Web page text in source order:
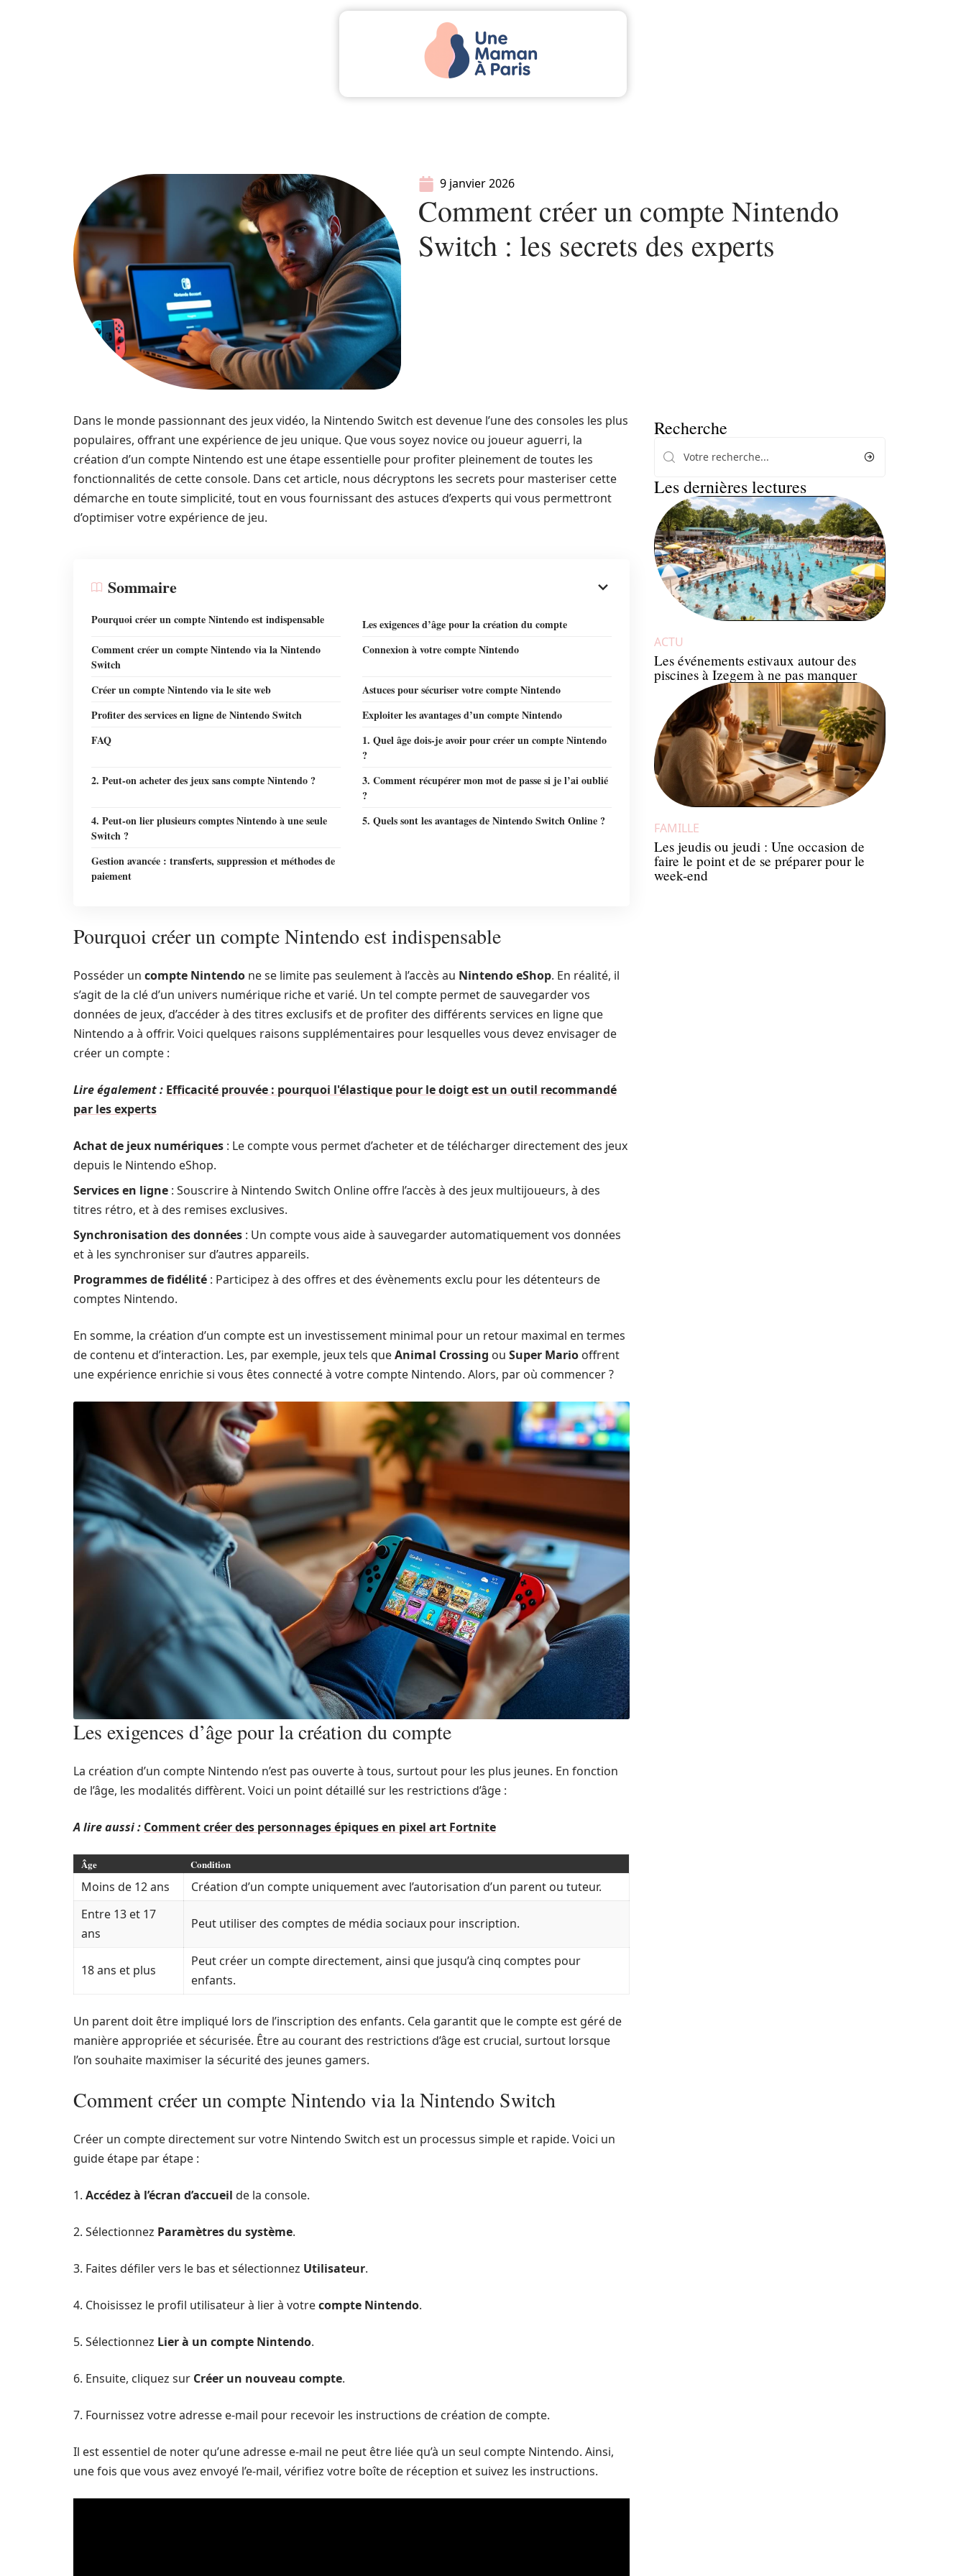
9 janvier 2026
Comment créer un compte Nintendo
Switch : les secrets des experts
Dans le monde passionnant des jeux vidéo, la Nintendo Switch est devenue l’une des consoles les plus
populaires, offrant une expérience de jeu unique. Que vous soyez novice ou joueur aguerri, la
création d’un compte Nintendo est une étape essentielle pour profiter pleinement de toutes les
fonctionnalités de cette console. Dans cet article, nous décryptons les secrets pour masteriser cette
démarche en toute simplicité, tout en vous fournissant des astuces d’experts qui vous permettront
d’optimiser votre expérience de jeu.
Sommaire
Pourquoi créer un compte Nintendo est indispensable
Les exigences d’âge pour la création du compte
Comment créer un compte Nintendo via la Nintendo
Switch
Connexion à votre compte Nintendo
Créer un compte Nintendo via le site web
Astuces pour sécuriser votre compte Nintendo
Profiter des services en ligne de Nintendo Switch
Exploiter les avantages d’un compte Nintendo
FAQ
1. Quel âge dois-je avoir pour créer un compte Nintendo
?
2. Peut-on acheter des jeux sans compte Nintendo ?
3. Comment récupérer mon mot de passe si je l’ai oublié
?
4. Peut-on lier plusieurs comptes Nintendo à une seule
Switch ?
5. Quels sont les avantages de Nintendo Switch Online ?
Gestion avancée : transferts, suppression et méthodes de
paiement
Pourquoi créer un compte Nintendo est indispensable
Posséder un compte Nintendo ne se limite pas seulement à l’accès au Nintendo eShop. En réalité, il
s’agit de la clé d’un univers numérique riche et varié. Un tel compte permet de sauvegarder vos
données de jeux, d’accéder à des titres exclusifs et de profiter des différents services en ligne que
Nintendo a à offrir. Voici quelques raisons supplémentaires pour lesquelles vous devez envisager de
créer un compte :
Lire également : Efficacité prouvée : pourquoi l'élastique pour le doigt est un outil recommandé
par les experts
Achat de jeux numériques : Le compte vous permet d’acheter et de télécharger directement des jeux
depuis le Nintendo eShop.
Services en ligne : Souscrire à Nintendo Switch Online offre l’accès à des jeux multijoueurs, à des
titres rétro, et à des remises exclusives.
Synchronisation des données : Un compte vous aide à sauvegarder automatiquement vos données
et à les synchroniser sur d’autres appareils.
Programmes de fidélité : Participez à des offres et des évènements exclu pour les détenteurs de
comptes Nintendo.
En somme, la création d’un compte est un investissement minimal pour un retour maximal en termes
de contenu et d’interaction. Les, par exemple, jeux tels queAnimal Crossing ou Super Mario offrent
une expérience enrichie si vous êtes connecté à votre compte Nintendo. Alors, par où commencer ?
Les exigences d’âge pour la création du compte
La création d’un compte Nintendo n’est pas ouverte à tous, surtout pour les plus jeunes. En fonction
de l’âge, les modalités diffèrent. Voici un point détaillé sur les restrictions d’âge :
A lire aussi : Comment créer des personnages épiques en pixel art Fortnite
Âge Condition
Moins de 12 ans
Création d’un compte uniquement avec l’autorisation d’un parent ou tuteur.
Entre 13 et 17
ans
Peut utiliser des comptes de média sociaux pour inscription.
18 ans et plus
Peut créer un compte directement, ainsi que jusqu’à cinq comptes pour
enfants.
Un parent doit être impliqué lors de l’inscription des enfants. Cela garantit que le compte est géré de
manière appropriée et sécurisée. Être au courant des restrictions d’âge est crucial, surtout lorsque
l’on souhaite maximiser la sécurité des jeunes gamers.
Comment créer un compte Nintendo via la Nintendo Switch
Créer un compte directement sur votre Nintendo Switch est un processus simple et rapide. Voici un
guide étape par étape :
1. Accédez à l’écran d’accueil de la console.
2. Sélectionnez Paramètres du système.
3. Faites défiler vers le bas et sélectionnez Utilisateur.
4. Choisissez le profil utilisateur à lier à votrecompte Nintendo.
5. Sélectionnez Lier à un compte Nintendo.
6. Ensuite, cliquez sur Créer un nouveau compte.
7. Fournissez votre adresse e-mail pour recevoir les instructions de création de compte.
Il est essentiel de noter qu’une adresse e-mail ne peut être liée qu’à un seul compte Nintendo. Ainsi,
une fois que vous avez envoyé l’e-mail, vérifiez votre boîte de réception et suivez les instructions.
Recherche
Les dernières lectures
ACTU
Les événements estivaux autour des
piscines à Izegem à ne pas manquer
FAMILLE
Les jeudis ou jeudi : Une occasion de
faire le point et de se préparer pour le
week-end